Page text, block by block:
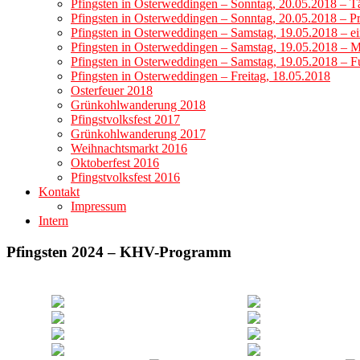
Pfingsten in Osterweddingen – Sonntag, 20.05.2018 –
Pfingsten in Osterweddingen – Sonntag, 20.05.2018 –
Pfingsten in Osterweddingen – Samstag, 19.05.2018 –
Pfingsten in Osterweddingen – Samstag, 19.05.2018 –
Pfingsten in Osterweddingen – Samstag, 19.05.2018 –
Pfingsten in Osterweddingen – Freitag, 18.05.2018
Osterfeuer 2018
Grünkohlwanderung 2018
Pfingstvolksfest 2017
Grünkohlwanderung 2017
Weihnachtsmarkt 2016
Oktoberfest 2016
Pfingstvolksfest 2016
Kontakt
Impressum
Intern
Pfingsten 2024 – KHV-Programm